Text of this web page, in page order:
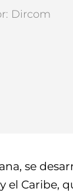
Dircom
se
Caribe,